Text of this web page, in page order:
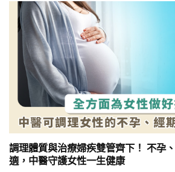
調理體質與治療婦疾雙管齊下！ 不孕
適，中醫守護女性一生健康